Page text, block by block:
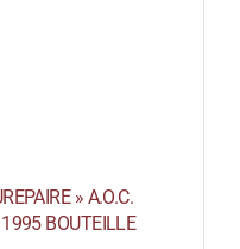
» A.O.C.
BOUTEILLE